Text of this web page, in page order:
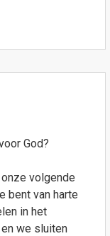
God?
onze volgende
bent van harte
in het
we sluiten